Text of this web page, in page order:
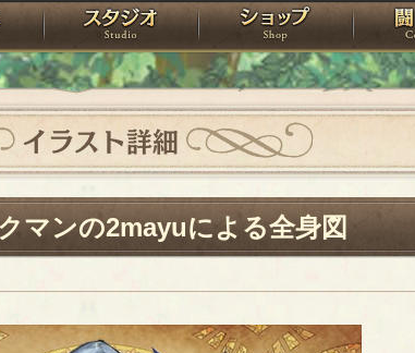
アトリエ スタジオ ショップ
イラスト詳細
マンの2mayuによる全身図